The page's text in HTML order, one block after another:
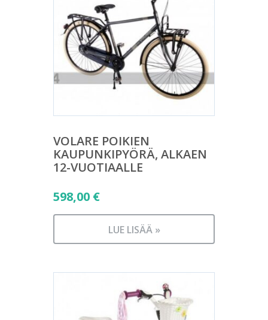
VOLARE POIKIEN
KAUPUNKIPYÖRÄ, ALKAEN
12-VUOTIAALLE
598,00 €
LUE LISÄÄ »